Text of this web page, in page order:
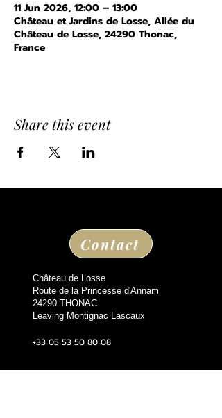
11 Jun 2026, 12:00 – 13:00
Château et Jardins de Losse, Allée du
Château de Losse, 24290 Thonac,
France
Share this event
Contact
Château de Losse
Route de la Princesse d'Annam
24290 THONAC
Leaving Montignac Lascaux
+33 05 53 50 80 08